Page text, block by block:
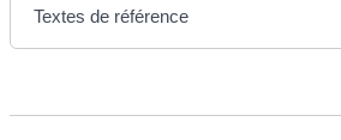
Textes de référence